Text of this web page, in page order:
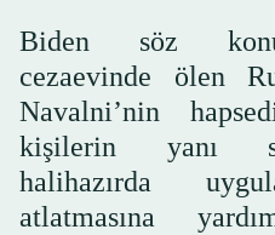
Biden söz
cezaevinde ölen
Navalni’nin
kişilerin yanı
halihazırda
atlatmasına